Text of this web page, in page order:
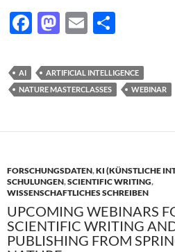
F
e
b
o
M
to
d
n
E
ail le
n
AI
ARTIFICIAL INTELLIGENCE
NATURE MASTERCLASSES
WEBINAR
FORSCHUNGSDATEN,KI (KÜNSTLICHE
SCHULUNGEN,SCIENTIFIC WRITING,
WISSENSCHAFTLICHES SCHREIBEN
UPCOMING WEBINARS
SCIENTIFIC WRITING
PUBLISHING FROM